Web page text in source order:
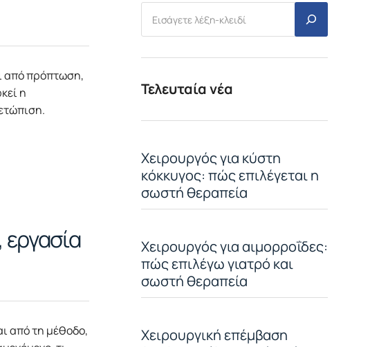
από πρόπτωση,
η
από τη μέθοδο,
Τελευταία νέα
Χειρουργός για κύστη
κόκκυγος: πώς επιλέγεται η
σωστή θεραπεία
Χειρουργός για αιμορροΐδες:
πώς επιλέγω γιατρό και
σωστή θεραπεία
Χειρουργική επέμβαση